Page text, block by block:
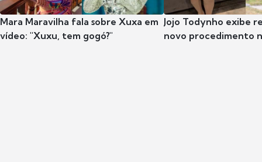
Mara Maravilha fala sobre Xuxa em
vídeo: "Xuxu, tem gogó?"
Jojo Todynho exibe
novo procedimento